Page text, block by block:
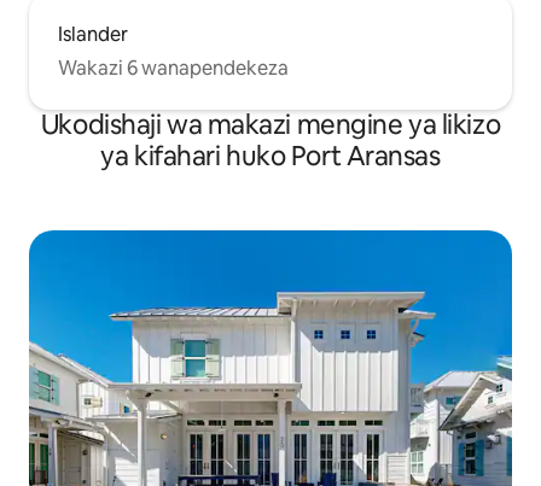
Islander
Wakazi 6 wanapendekeza
Ukodishaji wa makazi mengine ya likizo
ya kifahari huko Port Aransas